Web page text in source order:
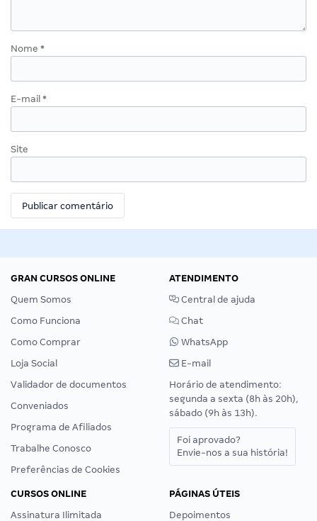
Nome *
E-mail *
Site
GRAN CURSOS ONLINE
Quem Somos
Como Funciona
Como Comprar
Loja Social
Validador de documentos
Conveniados
Programa de Afiliados
Trabalhe Conosco
Preferências de Cookies
ATENDIMENTO
Central de ajuda
Chat
WhatsApp
E-mail
Horário de atendimento:
segunda a sexta (8h às 20h),
sábado (9h às 13h).
Foi aprovado?
Envie-nos a sua história!
CURSOS ONLINE
Assinatura Ilimitada
PÁGINAS ÚTEIS
Depoimentos